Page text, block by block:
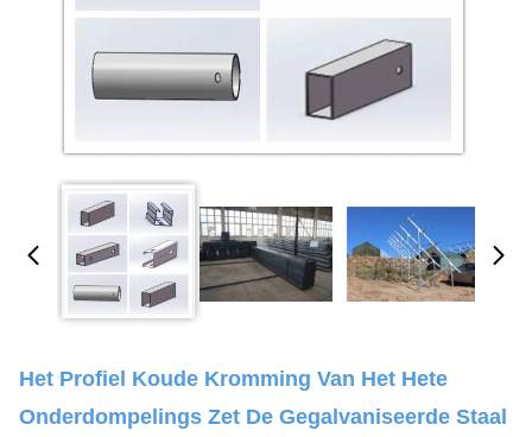
Het Profiel Koude Kromming Van Het Hete
Onderdompelings Zet De Gegalvaniseerde Staal